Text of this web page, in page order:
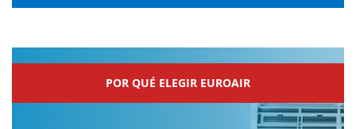
POR QUÉ ELEGIR EUROAIR